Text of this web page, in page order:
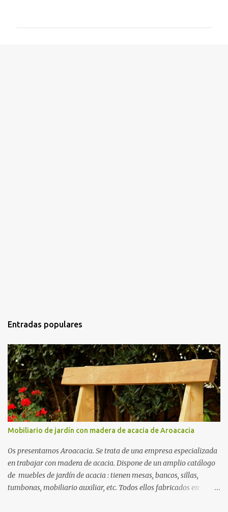
Entradas populares
Mobiliario de jardín con madera de acacia de Aroacacia
Os presentamos Aroacacia. Se trata de una empresa especializada
en trabajar con madera de acacia. Dispone de un amplio catálogo
de muebles de jardín de acacia : tienen mesas, bancos, sillas,
tumbonas, mobiliario auxiliar, etc. Todos ellos fabricados en